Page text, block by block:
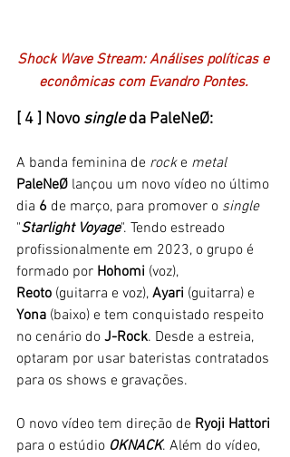
Shock Wave Stream: Análises políticas e
econômicas com Evandro Pontes.
[ 4 ] Novo single da PaleNeØ:
A banda feminina de rock e metal
PaleNeØ lançou um novo vídeo no último
dia 6 de março, para promover o single
"Starlight Voyage". Tendo estreado
profissionalmente em 2023, o grupo é
formado por Hohomi (voz),
Reoto (guitarra e voz), Ayari (guitarra) e
Yona (baixo) e tem conquistado respeito
no cenário do J-Rock. Desde a estreia,
optaram por usar bateristas contratados
para os shows e gravações.
O novo vídeo tem direção de Ryoji Hattori
para o estúdio OKNACK. Além do vídeo,